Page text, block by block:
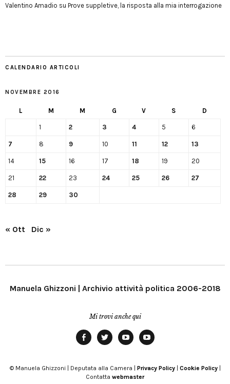
Valentino Amadio su Prove suppletive, la risposta alla mia interrogazione
CALENDARIO ARTICOLI
NOVEMBRE 2016
L M M G V S D
1 2 3 4 5 6
7 8 9 10 11 12 13
14 15 16 17 18 19 20
21 22 23 24 25 26 27
28 29 30
« Ott Dic »
Manuela Ghizzoni | Archivio attività politica 2006-2018
Mi trovi anche qui
Modena
© Manuela Ghizzoni | Deputata alla Camera | Privacy Policy| Cookie Policy|
Contatta webmaster